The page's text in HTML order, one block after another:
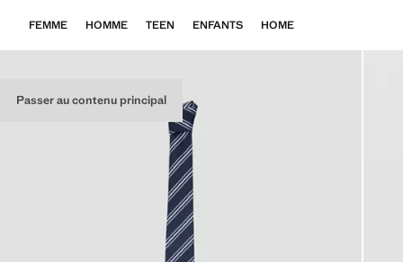
Passer au contenu principal
FEMME HOMME TEEN ENFANTS HOME